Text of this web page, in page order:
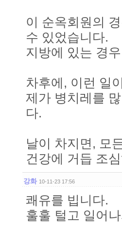
이 순옥회원의
수 있었습니다.
지방에 있는 경
차후에, 이런 일
제가 병치레를
다.
날이 차지면, 모
건강에 거듭 조
강화 10-11-23 17:56
쾌유를 빕니다.
훌훌 털고 일어